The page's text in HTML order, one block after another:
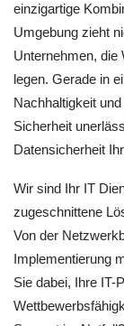
einzigartige
Umgebung zieht
Unternehmen, die
legen. Gerade in
Nachhaltigkeit
Sicherheit
Datensicherheit
Wir sind Ihr IT
zugeschnittene
Von der
Implementierung
Sie dabei, Ihre IT-